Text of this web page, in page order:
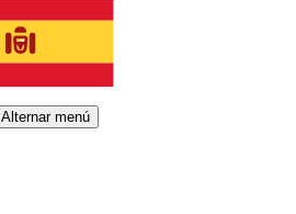
Alternar menú